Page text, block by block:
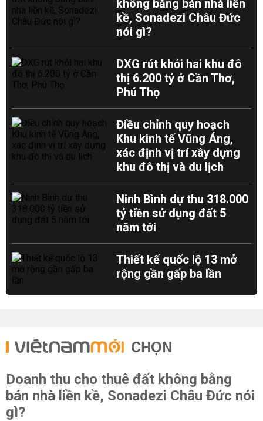
không bằng bán nhà liền
kề, Sonadezi Châu Đức
nói gì?
DXG rút khỏi hai khu đô
thị 6.200 tỷ ở Cần Thơ,
Phú Thọ
Điều chỉnh quy hoạch
Khu kinh tế Vũng Áng,
xác định vị trí xây dựng
khu đô thị và du lịch
Ninh Bình dự thu 318.000
tỷ tiền sử dụng đất 5
năm tới
Thiết kế quốc lộ 13 mở
rộng gần gấp ba lần
CHỌN
Doanh thu cho thuê đất không bằng
bán nhà liền kề, Sonadezi Châu Đức nói
gì?